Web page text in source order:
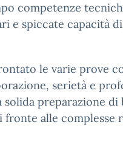
competenze
e spiccate capacità di
le varie prove
serietà e
preparazione di
alle complesse